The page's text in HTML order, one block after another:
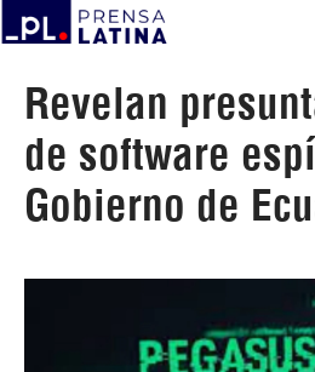
Revelan
de software
Gobierno de